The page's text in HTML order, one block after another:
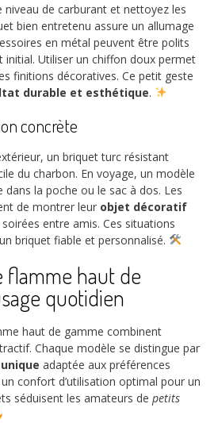
niveau de carburant et nettoyez les
bien entretenu assure un allumage
en métal peuvent être polits
initial. Utiliser un chiffon doux permet
finitions décoratives. Ce petit geste
durable et esthétique.
concrète
un briquet turc résistant
du charbon. En voyage, un modèle
la poche ou le sac à dos. Les
de montrer leur objet décoratif
entre amis. Ces situations
briquet fiable et personnalisé.
flamme haut de
quotidien
haut de gamme combinent
Chaque modèle se distingue par
adaptée aux préférences
confort d’utilisation optimal pour un
séduisent les amateurs de petits